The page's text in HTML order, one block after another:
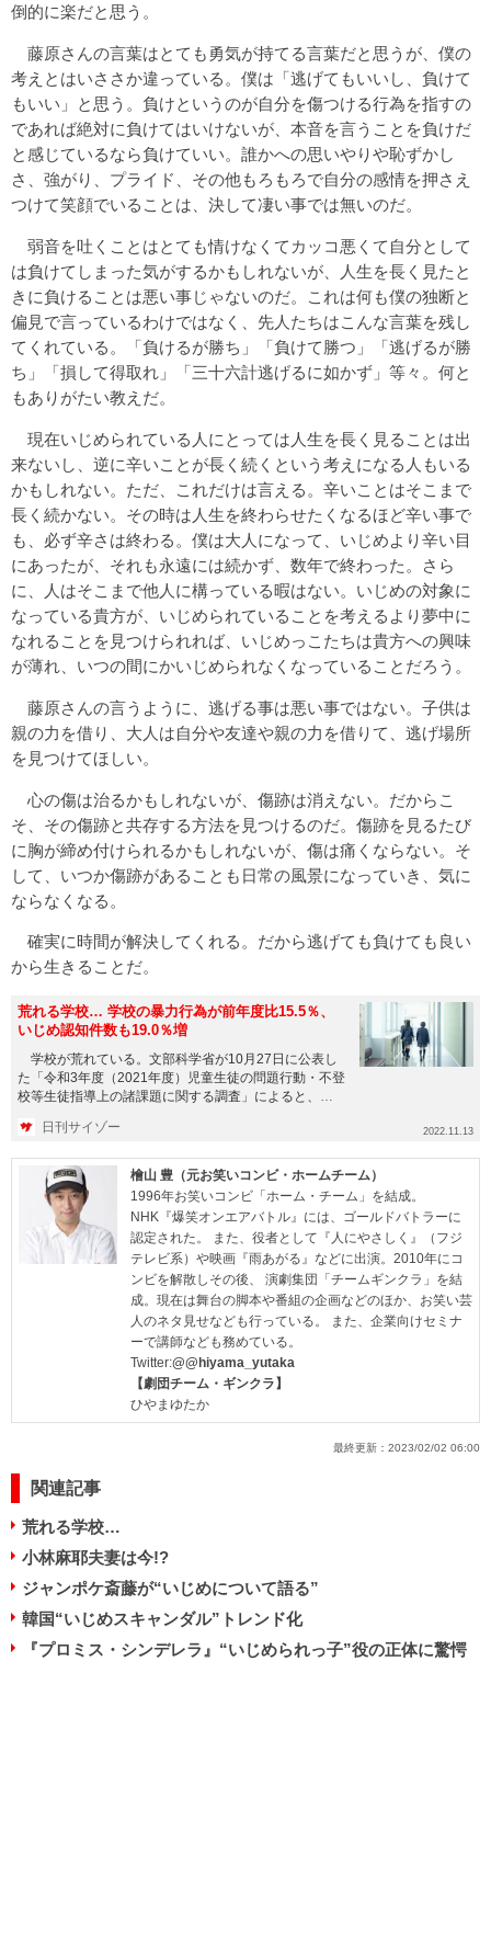
倒的に楽だと思う。
藤原さんの言葉はとても勇気が持てる言葉だと思うが、僕の
考えとはいささか違っている。僕は「逃げてもいいし、負けて
もいい」と思う。負けというのが自分を傷つける行為を指すの
であれば絶対に負けてはいけないが、本音を言うことを負けだ
と感じているなら負けていい。誰かへの思いやりや恥ずかし
さ、強がり、プライド、その他もろもろで自分の感情を押さえ
つけて笑顔でいることは、決して凄い事では無いのだ。
弱音を吐くことはとても情けなくてカッコ悪くて自分として
は負けてしまった気がするかもしれないが、人生を長く見たと
きに負けることは悪い事じゃないのだ。これは何も僕の独断と
偏見で言っているわけではなく、先人たちはこんな言葉を残し
てくれている。「負けるが勝ち」「負けて勝つ」「逃げるが勝
ち」「損して得取れ」「三十六計逃げるに如かず」等々。何と
もありがたい教えだ。
現在いじめられている人にとっては人生を長く見ることは出
来ないし、逆に辛いことが長く続くという考えになる人もいる
かもしれない。ただ、これだけは言える。辛いことはそこまで
長く続かない。その時は人生を終わらせたくなるほど辛い事で
も、必ず辛さは終わる。僕は大人になって、いじめより辛い目
にあったが、それも永遠には続かず、数年で終わった。さら
に、人はそこまで他人に構っている暇はない。いじめの対象に
なっている貴方が、いじめられていることを考えるより夢中に
なれることを見つけられれば、いじめっこたちは貴方への興味
が薄れ、いつの間にかいじめられなくなっていることだろう。
藤原さんの言うように、逃げる事は悪い事ではない。子供は
親の力を借り、大人は自分や友達や親の力を借りて、逃げ場所
を見つけてほしい。
心の傷は治るかもしれないが、傷跡は消えない。だからこ
そ、その傷跡と共存する方法を見つけるのだ。傷跡を見るたび
に胸が締め付けられるかもしれないが、傷は痛くならない。そ
して、いつか傷跡があることも日常の風景になっていき、気に
ならなくなる。
確実に時間が解決してくれる。だから逃げても負けても良い
から生きることだ。
荒れる学校… 学校の暴力行為が前年度比15.5％、
いじめ認知件数も19.0％増
学校が荒れている。文部科学省が10月27日に公表し
た「令和3年度（2021年度）児童生徒の問題行動・不登
校等生徒指導上の諸課題に関する調査」によると、
日刊サイゾー 2022.11.13
檜山 豊（元お笑いコンビ・ホームチーム）
1996年お笑いコンビ「ホーム・チーム」を結成。
NHK『爆笑オンエアバトル』には、ゴールドバトラーに
認定された。 また、役者として『人にやさしく』（フジ
テレビ系）や映画『雨あがる』などに出演。2010年にコ
ンビを解散しその後、 演劇集団「チームギンクラ」を結
成。現在は舞台の脚本や番組の企画などのほか、お笑い芸
人のネタ見せなども行っている。 また、企業向けセミナ
ーで講師なども務めている。
Twitter:@@hiyama_yutaka
【劇団チーム・ギンクラ】
ひやまゆたか
最終更新： 2023/02/02 06:00
関連記事
荒れる学校…
小林麻耶夫妻は今!?
ジャンポケ斎藤が“いじめについて語る”
韓国“いじめスキャンダル”トレンド化
『プロミス・シンデレラ』“いじめられっ子”役の正体に驚愕